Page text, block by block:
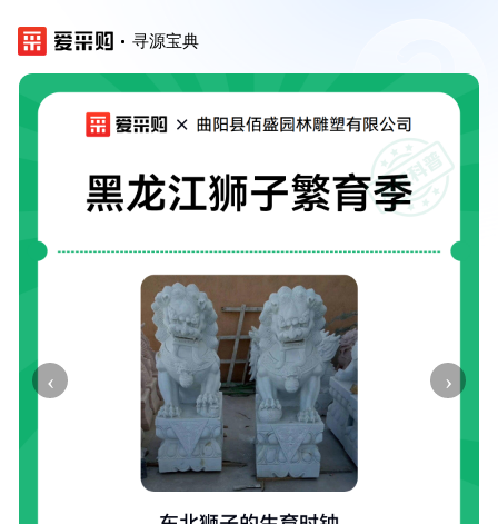
寻源宝典
‹ ›